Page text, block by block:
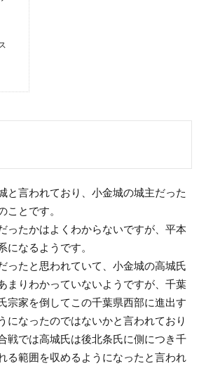
と言われており、小金城の城主だった
ことです。
ったかはよくわからないですが、平本
になるようです。
ったと思われていて、小金城の高城氏
まりわかっていないようですが、千葉
宗家を倒してこの千葉県西部に進出す
になったのではないかと言われており
戦では高城氏は後北条氏に側につき千
る範囲を収めるようになったと言われ